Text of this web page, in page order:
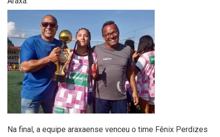
Na final, a equipe araxaense venceu o time Fênix Perdizes